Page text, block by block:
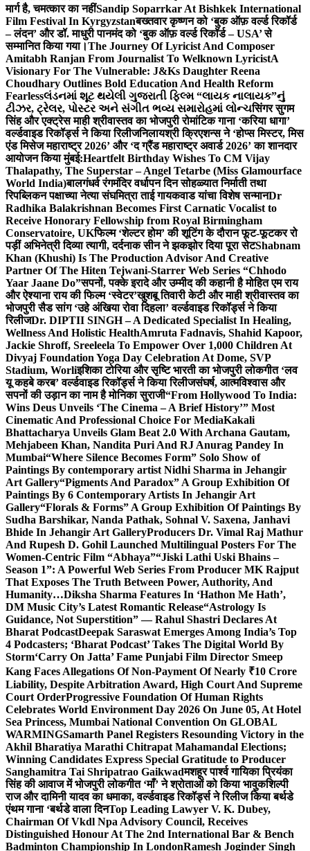
मार्ग है, चमत्कार का नहींSandip Soparrkar At Bishkek International
Film Festival In Kyrgyzstanबख्तवार कृष्णन को ‘बुक ऑफ़ वर्ल्ड रिकॉर्ड
– लंदन’ और डॉ. माधुरी पानमंद को ‘बुक ऑफ़ वर्ल्ड रिकॉर्ड – USA’ से
सम्मानित किया गया।The Journey Of Lyricist And Composer
Amitabh Ranjan From Journalist To Welknown LyricistA
Visionary For The Vulnerable: J&Ks Daughter Reena
Choudhary Outlines Bold Education And Health Reform
Fearlessલંડનમાં શૂટ થયેલી ગુજરાતી ફિલ્મ “લાયક નાલાયક”નું
ટીઝર, ટ્રેલર, પોસ્ટર અને સંગીત ભવ્ય સમારોહમાં લોન્ચसिंगर सुगम
सिंह और एक्ट्रेस माही श्रीवास्तव का भोजपुरी रोमांटिक गाना ‘करिया धागा’
वर्ल्डवाइड रिकॉर्ड्स ने किया रिलीजनिलायश्री क्रिएशन्स ने ‘होप्स मिस्टर, मिस
एंड मिसेज महाराष्ट्र 2026’ और ‘द ग्रैंड महाराष्ट्र अवार्ड 2026’ का शानदार
आयोजन किया मुंबई:Heartfelt Birthday Wishes To CM Vijay
Thalapathy, The Superstar – Angel Tetarbe (Miss Glamourface
World India)बालगंधर्व रंगमंदिर वर्धापन दिन सोहळ्यात निर्माती तथा
रिपब्लिकन पक्षाच्या नेत्या संघमित्रा ताई गायकवाड यांचा विशेष सन्मानDr
Radhika Balakrishnan Becomes First Carnatic Vocalist to
Receive Honorary Fellowship from Royal Birmingham
Conservatoire, UKफिल्म ‘शेल्टर होम’ की शूटिंग के दौरान फूट-फूटकर रो
पड़ीं अभिनेत्री दिव्या त्यागी, दर्दनाक सीन ने झकझोर दिया पूरा सेटShabnam
Khan (Khushi) Is The Production Advisor And Creative
Partner Of The Hiten Tejwani-Starrer Web Series “Chhodo
Yaar Jaane Do”सपनों, पक्के इरादे और उम्मीद की कहानी है मोहित एम राय
और ऐश्याना राय की फिल्म ‘स्वेटर’खुशबू तिवारी केटी और माही श्रीवास्तव का
भोजपुरी सैड सांग ‘उहे अंखिया रोवा दिहला’ वर्ल्डवाइड रिकॉर्ड्स ने किया
रिलीजDr. DIPTII SINGH – A Dedicated Specialist In Healing,
Wellness And Holistic HealthAmruta Fadnavis, Shahid Kapoor,
Jackie Shroff, Sreeleela To Empower Over 1,000 Children At
Divyaj Foundation Yoga Day Celebration At Dome, SVP
Stadium, Worliइशिका टोरिया और सृष्टि भारती का भोजपुरी लोकगीत ‘लव
यू कहबे करब’ वर्ल्डवाइड रिकॉर्ड्स ने किया रिलीजसंघर्ष, आत्मविश्वास और
सपनों की उड़ान का नाम है मोनिका सुराजी“From Hollywood To India:
Wins Deus Unveils ‘The Cinema – A Brief History’” Most
Cinematic And Professional Choice For MediaKakali
Bhattacharya Unveils Glam Beat 2.0 With Archana Gautam,
Mehjabeen Khan, Nandita Puri And RJ Anurag Pandey In
Mumbai“Where Silence Becomes Form” Solo Show of
Paintings By contemporary artist Nidhi Sharma in Jehangir
Art Gallery“Pigments And Paradox” A Group Exhibition Of
Paintings By 6 Contemporary Artists In Jehangir Art
Gallery“Florals & Forms” A Group Exhibition Of Paintings By
Sudha Barshikar, Nanda Pathak, Sohnal V. Saxena, Janhavi
Bhide In Jehangir Art GalleryProducers Dr. Vimal Raj Mathur
And Rupesh D. Gohil Launched Multilingual Posters For The
Women-Centric Film “Abhaya”“Jiski Lathi Uski Bhains –
Season 1”: A Powerful Web Series From Producer MK Rajput
That Exposes The Truth Between Power, Authority, And
Humanity…Diksha Sharma Features In ‘Hathon Me Hath’,
DM Music City’s Latest Romantic Release“Astrology Is
Guidance, Not Superstition” — Rahul Shastri Declares At
Bharat PodcastDeepak Saraswat Emerges Among India’s Top
4 Podcasters; ‘Bharat Podcast’ Takes The Digital World By
Storm‘Carry On Jatta’ Fame Punjabi Film Director Smeep
Kang Faces Allegations Of Non-Payment Of Nearly ₹10 Crore
Liability, Despite Arbitration Award, High Court And Supreme
Court OrderProgressive Foundation Of Human Rights
Celebrates World Environment Day 2026 On June 05, At Hotel
Sea Princess, Mumbai National Convention On GLOBAL
WARMINGSamarth Panel Registers Resounding Victory in the
Akhil Bharatiya Marathi Chitrapat Mahamandal Elections;
Winning Candidates Express Special Gratitude to Producer
Sanghamitra Tai Shripatrao Gaikwadमशहूर पार्श्व गायिका प्रियंका
सिंह की आवाज में भोजपुरी लोकगीत ‘माँ’ ने श्रोताओं को किया भावुकशिल्पी
राज और दामिनी यादव का धमाका, वर्ल्डवाइड रिकॉर्ड्स ने रिलीज किया बर्थडे
एंथम गाना ‘बर्थडे वाला दिनTop Leading Lawyer V. K. Dubey,
Chairman Of Vkdl Npa Advisory Council, Receives
Distinguished Honour At The 2nd International Bar & Bench
Badminton Championship In LondonRamesh Joginder Singh